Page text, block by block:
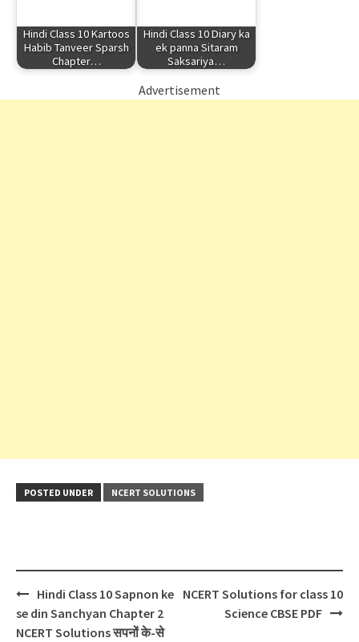
Hindi Class 10 Kartoos
Habib Tanveer Sparsh
Chapter…
Hindi Class 10 Diary ka
ek panna Sitaram
Saksariya…
Advertisement
POSTED UNDER NCERT SOLUTIONS
Post
navigation
Hindi Class 10 Sapnon ke
se din Sanchyan Chapter 2
NCERT Solutions सपनों के-से
NCERT Solutions for class 10
Science CBSE PDF